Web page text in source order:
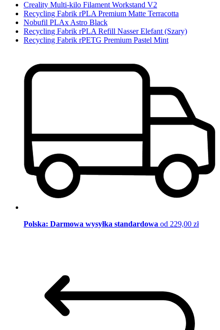
Creality Multi-kilo Filament Workstand V2
Recycling Fabrik rPLA Premium Matte Terracotta
Nobufil PLAx Astro Black
Recycling Fabrik rPLA Refill Nasser Elefant (Szary)
Recycling Fabrik rPETG Premium Pastel Mint
Polska: Darmowa wysyłka standardowa od 229,00 zł